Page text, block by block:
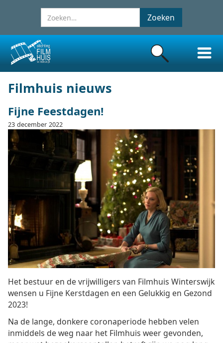
Filmhuis nieuws
Fijne Feestdagen!
23 december 2022
Het bestuur en de vrijwilligers van Filmhuis Winterswijk
wensen u Fijne Kerstdagen en een Gelukkig en Gezond
2023!
Na de lange, donkere coronaperiode hebben velen
inmiddels de weg naar het Filmhuis weer gevonden,